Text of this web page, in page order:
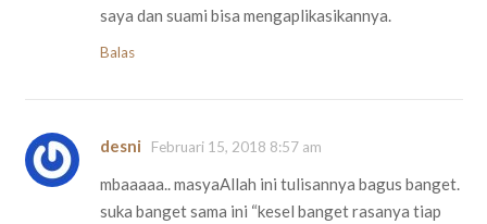
saya dan suami bisa mengaplikasikannya.
Balas
desni Februari 15, 2018 8:57 am
mbaaaaa.. masyaAllah ini tulisannya bagus banget.
suka banget sama ini “kesel banget rasanya tiap